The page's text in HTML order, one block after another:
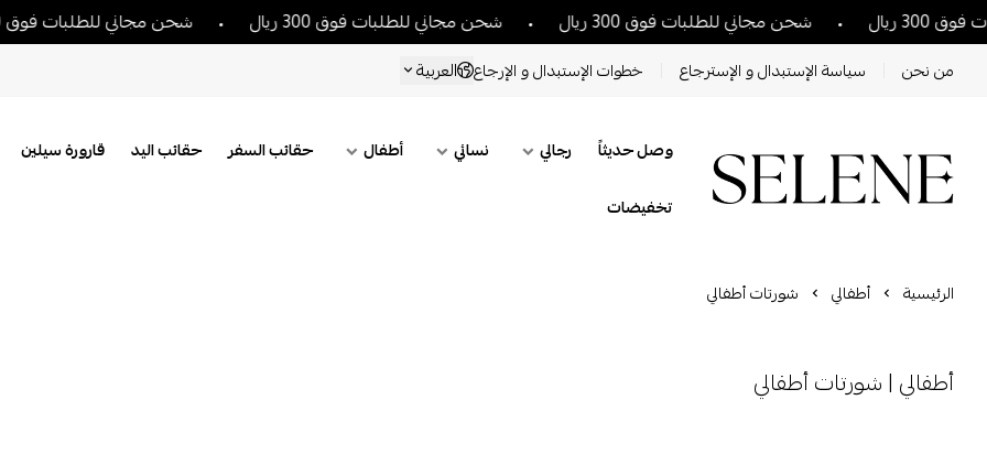
ريال شحن مجاني للطلبات فوق 300 ريال شحن مجاني للطلبات فوق 300 ريال شحن مجاني للطلبات فوق 300 ريال
من نحن سياسة الإستبدال و الإسترجاع خطوات الإستبدال و الإرجاع العربية
وصل حديثاً رجالي نسائي أطفال حقائب السفر حقائب اليد قارورة سيلين
تخفيضات
الرئيسية أطفالي شورتات أطفالي
أطفالي | شورتات أطفالي